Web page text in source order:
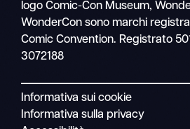
logo Comic-Con Museum,
WonderCon sono marchi
Comic Convention. Registrato
3072188
Informativa sui cookie
Informativa sulla privacy